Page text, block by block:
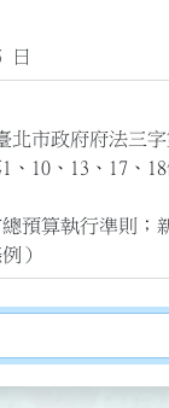
日
北市政府府法三字
、10、13、17、
總預算執行準則；
）